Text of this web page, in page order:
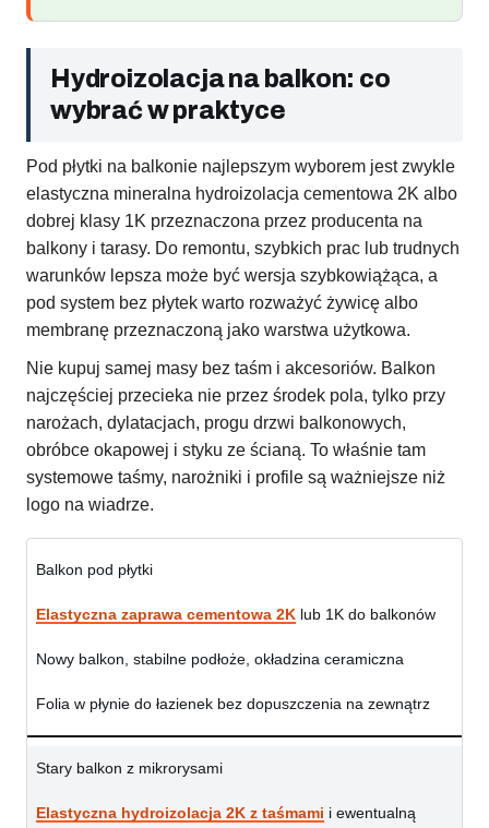
Hydroizolacja na balkon: co
wybrać w praktyce
Pod płytki na balkonie najlepszym wyborem jest zwykle
elastyczna mineralna hydroizolacja cementowa 2K albo
dobrej klasy 1K przeznaczona przez producenta na
balkony i tarasy. Do remontu, szybkich prac lub trudnych
warunków lepsza może być wersja szybkowiążąca, a
pod system bez płytek warto rozważyć żywicę albo
membranę przeznaczoną jako warstwa użytkowa.
Nie kupuj samej masy bez taśm i akcesoriów. Balkon
najczęściej przecieka nie przez środek pola, tylko przy
narożach, dylatacjach, progu drzwi balkonowych,
obróbce okapowej i styku ze ścianą. To właśnie tam
systemowe taśmy, narożniki i profile są ważniejsze niż
logo na wiadrze.
Balkon pod płytki
Elastyczna zaprawa cementowa 2K lub 1K do balkonów
Nowy balkon, stabilne podłoże, okładzina ceramiczna
Folia w płynie do łazienek bez dopuszczenia na zewnątrz
Stary balkon z mikrorysami
Elastyczna hydroizolacja 2K z taśmami i ewentualną